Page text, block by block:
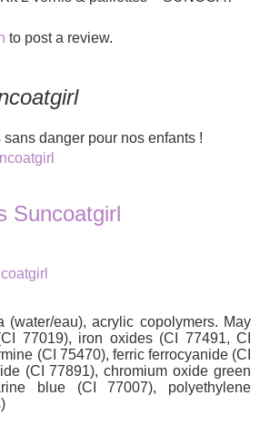
to post a review.
danger pour nos enfants !
Suncoatgirl
(water/eau), acrylic copolymers. May
77019), iron oxides (CI 77491, CI
(CI 75470), ferric ferrocyanide (CI
(CI 77891), chromium oxide green
blue (CI 77007), polyethylene